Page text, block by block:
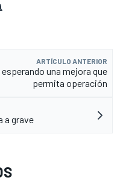
ARTÍCULO ANTERIOR
una mejora que
permita operación
a grave